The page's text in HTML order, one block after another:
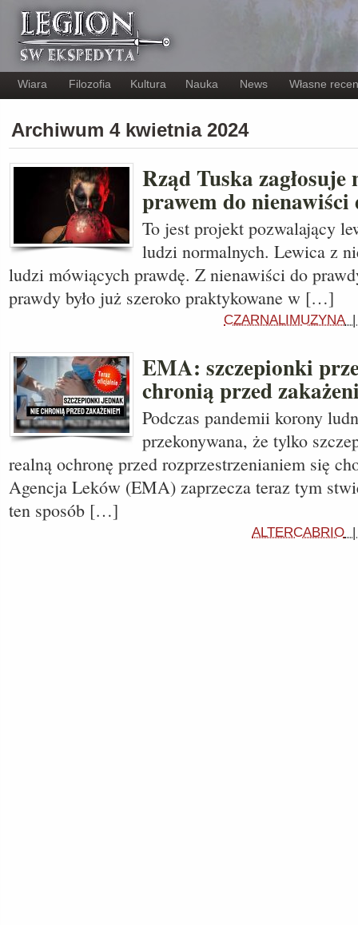
Wiara Filozofia Kultura Nauka News Własne
Archiwum 4 kwietnia 2024
Rząd Tuska
prawem do
To jest projekt pozwalający
ludzi normalnych. Lewica z
ludzi mówiących prawdę. Z nienawiści do
prawdy było już szeroko praktykowane w […]
CZARNALIMUZYNA
EMA: szczepionki
chronią przed
Podczas pandemii korony
przekonywana, że tylko
realną ochronę przed rozprzestrzenianiem się
Agencja Leków (EMA) zaprzecza teraz tym
ten sposób […]
ALTERCABRIO